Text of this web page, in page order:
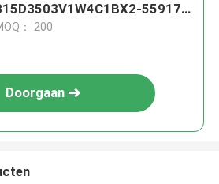
55917M
： 200
Doorgaan